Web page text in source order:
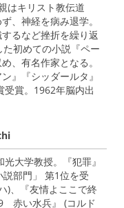
キリスト教伝道
、神経を病み退学。
るなど挫折を繰り返
初めての小説『ペー
、有名作家となる。
』『シッダールタ』
受賞。1962年脳内出
大学教授。『犯罪』
部門」 第1位を受
)、『友情よここで終
赤い水兵』 (コルド